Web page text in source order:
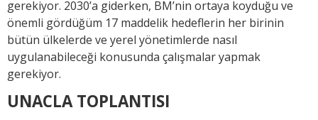
gerekiyor. 2030’a giderken, BM’nin ortaya koyduğu ve
önemli gördüğüm 17 maddelik hedeflerin her birinin
bütün ülkelerde ve yerel yönetimlerde nasıl
uygulanabileceği konusunda çalışmalar yapmak
gerekiyor.
UNACLA TOPLANTISI